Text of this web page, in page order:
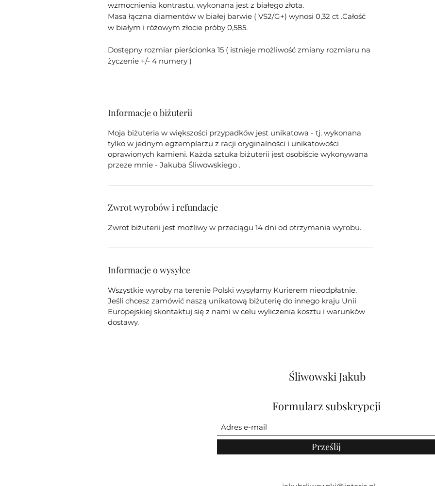
wzmocnienia kontrastu, wykonana jest z białego złota.
Masa łączna diamentów w białej barwie ( VS2/G+) wynosi 0,32 ct .Całość
w białym i różowym złocie próby 0,585.
Dostępny rozmiar pierścionka 15 ( istnieje możliwość zmiany rozmiaru na
życzenie +/- 4 numery )
Informacje o biżuterii
Moja biżuteria w większości przypadków jest unikatowa - tj. wykonana
tylko w jednym egzemplarzu z racji oryginalności i unikatowości
oprawionych kamieni. Każda sztuka biżuterii jest osobiście wykonywana
przeze mnie - Jakuba Śliwowskiego .
Zwrot wyrobów i refundacje
Zwrot biżuterii jest możliwy w przeciągu 14 dni od otrzymania wyrobu.
Informacje o wysyłce
Wszystkie wyroby na terenie Polski wysyłamy Kurierem nieodpłatnie.
Jeśli chcesz zamówić naszą unikatową biżuterię do innego kraju Unii
Europejskiej skontaktuj się z nami w celu wyliczenia kosztu i warunków
dostawy.
Śliwowski Jakub
Formularz subskrypcji
Prześlij